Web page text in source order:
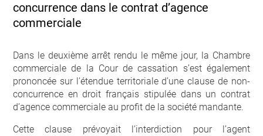
concurrence dans le contrat d’agence
commerciale
Dans le deuxième arrêt rendu le même jour, la Chambre
commerciale de la Cour de cassation s’est également
prononcée sur l’étendue territoriale d’une clause de non-
concurrence en droit français stipulée dans un contrat
d’agence commerciale au profit de la société mandante.
Cette clause prévoyait l’interdiction pour l’agent